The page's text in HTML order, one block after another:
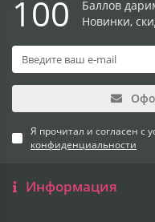
100
Баллов
Новинки,
Я прочитал и согласен с
конфиденциальности
Информация